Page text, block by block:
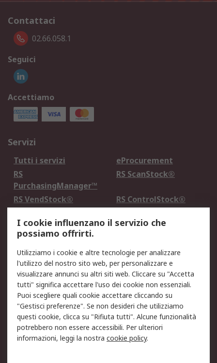
Contattaci
02.66.058.1
Seguici
Accettiamo
Servizi
Tutti i servizi
eProcurement
RS
PurchasingManager™
RS ScanStock®
RS VendStock®
RS ControlStock®
Legale
Informativa Cookie
Informativa Privacy -
Aggiornata
Email Security
Termini d'uso
Condizioni di vendita
Condizioni generali di
servizio
Etica e responsabilità
Chi Siamo
I cookie influenzano il servizio che
possiamo offrirti.
Utilizziamo i cookie e altre tecnologie per analizzare
l'utilizzo del nostro sito web, per personalizzare e
visualizzare annunci su altri siti web. Cliccare su "Accetta
tutti" significa accettare l'uso dei cookie non essenziali.
Puoi scegliere quali cookie accettare cliccando su
"Gestisci preferenze". Se non desideri che utilizziamo
questi cookie, clicca su "Rifiuta tutti". Alcune funzionalità
potrebbero non essere accessibili. Per ulteriori
informazioni, leggi la nostra cookie policy.